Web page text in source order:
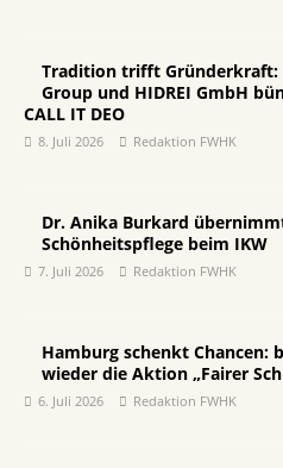
Tradition trifft Gründerkraft:
Group und HIDREI GmbH
CALL IT DEO
8. Juli 2026 Redaktion FWHK
Dr. Anika Burkard
Schönheitspflege beim IKW
7. Juli 2026 Redaktion FWHK
Hamburg schenkt
wieder die Aktion „Fairer
6. Juli 2026 Redaktion FWHK